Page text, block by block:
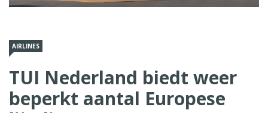
AIRLINES
TUI Nederland biedt weer
beperkt aantal Europese